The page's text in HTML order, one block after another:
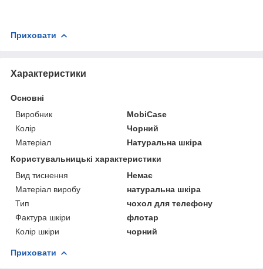
Приховати
Характеристики
Основні
Виробник
MobiCase
Колір
Чорний
Матеріал
Натуральна шкіра
Користувальницькі характеристики
Вид тиснення
Немає
Матеріал виробу
натуральна шкіра
Тип
чохол для телефону
Фактура шкіри
флотар
Колір шкіри
чорний
Приховати